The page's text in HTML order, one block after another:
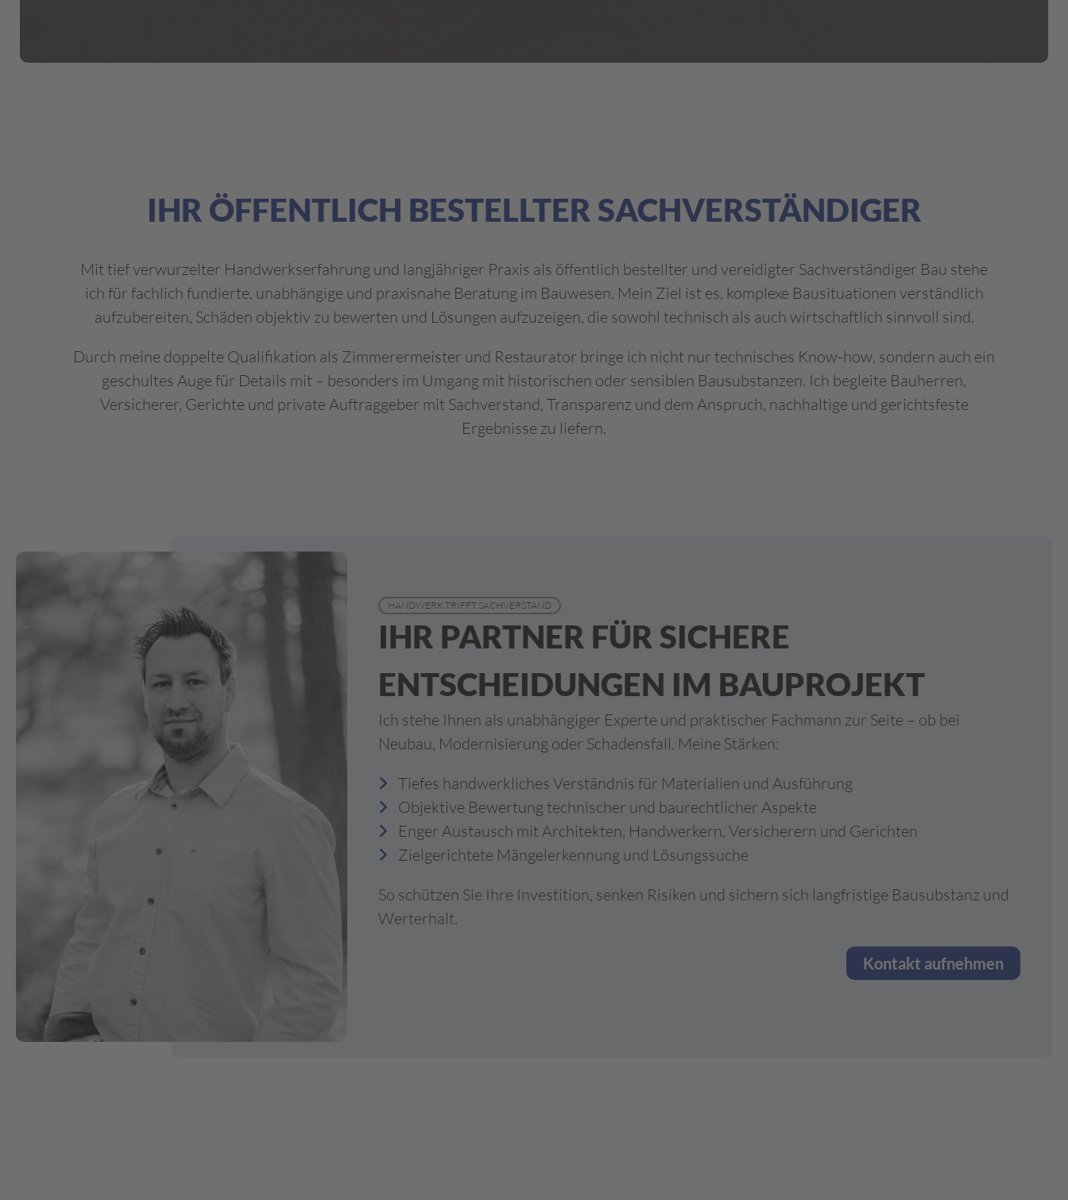
IHR ÖFFENTLICH BESTELLTER SACHVERSTÄNDIGER
Mit tief verwurzelter Handwerkserfahrung und langjähriger Praxis als öffentlich bestellter und vereidigter Sachverständiger Bau stehe
ich für fachlich fundierte, unabhängige und praxisnahe Beratung im Bauwesen. Mein Ziel ist es, komplexe Bausituationen verständlich
aufzubereiten, Schäden objektiv zu bewerten und Lösungen aufzuzeigen, die sowohl technisch als auch wirtschaftlich sinnvoll sind.
Durch meine doppelte Qualifikation als Zimmerermeister und Restaurator bringe ich nicht nur technisches Know-how, sondern auch ein
geschultes Auge für Details mit – besonders im Umgang mit historischen oder sensiblen Bausubstanzen. Ich begleite Bauherren,
Versicherer, Gerichte und private Auftraggeber mit Sachverstand, Transparenz und dem Anspruch, nachhaltige und gerichtsfeste
Ergebnisse zu liefern.
HANDWERK TRIFFT SACHVERSTAND
IHR PARTNER FÜR SICHERE
ENTSCHEIDUNGEN IM BAUPROJEKT
Ich stehe Ihnen als unabhängiger Experte und praktischer Fachmann zur Seite – ob bei
Neubau, Modernisierung oder Schadensfall. Meine Stärken:
Tiefes handwerkliches Verständnis für Materialien und Ausführung
Objektive Bewertung technischer und baurechtlicher Aspekte
Enger Austausch mit Architekten, Handwerkern, Versicherern und Gerichten
Zielgerichtete Mängelerkennung und Lösungssuche
So schützen Sie Ihre Investition, senken Risiken und sichern sich langfristige Bausubstanz und
Werterhalt.
Kontakt aufnehmen